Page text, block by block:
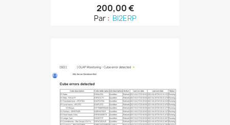
200,00 €
Par : BI2ERP